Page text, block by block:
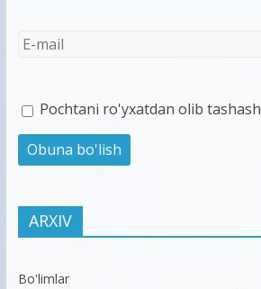
Pochtani ro'yxatdan olib tashash
ARXIV
Bo'limlar